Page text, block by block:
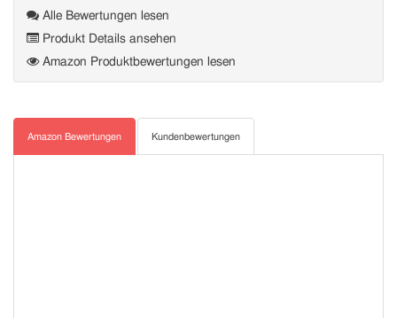
Alle Bewertungen lesen
Produkt Details ansehen
Amazon Produktbewertungen lesen
Amazon Bewertungen Kundenbewertungen